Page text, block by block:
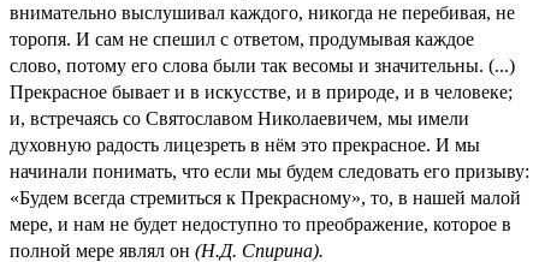
внимательно выслушивал каждого, никогда не перебивая, не
торопя. И сам не спешил с ответом, продумывая каждое
слово, потому его слова были так весомы и значительны. (...)
Прекрасное бывает и в искусстве, и в природе, и в человеке;
и, встречаясь cо Святославом Николаевичем, мы имели
духовную радость лицезреть в нём это прекрасное. И мы
начинали понимать, что если мы будем следовать его призыву:
«Будем всегда стремиться к Прекрасному», то, в нашей малой
мере, и нам не будет недоступно то преображение, которое в
полной мере являл он (Н.Д. Спирина).